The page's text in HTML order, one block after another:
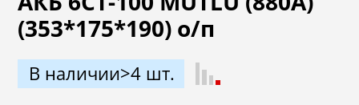
(353*175*190) о/п
В наличии>4 шт.